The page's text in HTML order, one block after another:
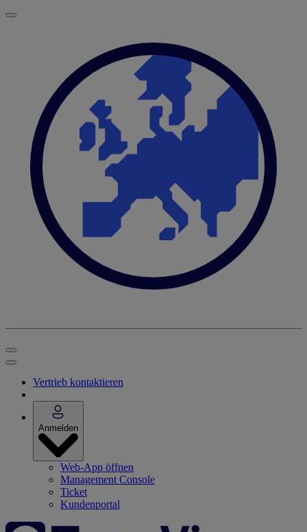
Vertrieb kontaktieren
Anmelden
Web-App öffnen
Management Console
Ticket
Kundenportal